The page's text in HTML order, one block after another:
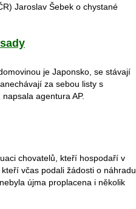
Jaroslav Šebek o chystané
je Japonsko, se stávají
za sebou listy s
agentura AP.
chovatelů, kteří hospodaří v
včas podali žádosti o náhradu
újma proplacena i několik